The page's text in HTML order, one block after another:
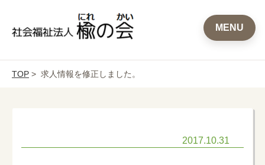
MENU
TOP > 求人情報を修正しました。
2017.10.31